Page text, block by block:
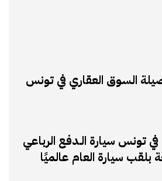
السوق العقاري في تونس
تونس سيارة الـدفع الرباعي